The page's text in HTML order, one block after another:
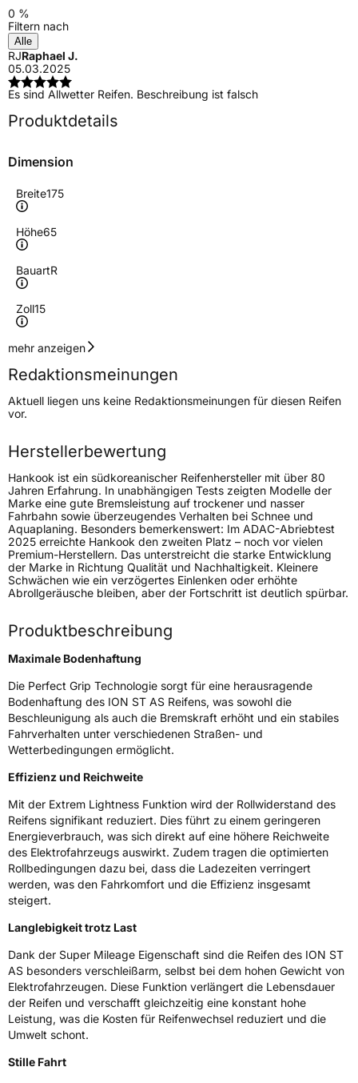
0 %
Filtern nach
Alle
RJRaphael J.
05.03.2025
Es sind Allwetter Reifen. Beschreibung ist falsch
Produktdetails
Dimension
Breite175
Höhe65
BauartR
Zoll15
Geschwindigkeitsindex
Höchstgeschwindigkeit
240 km/h
Lastindex88
Höchstlast560 kg
Gewicht (in kg)
7,364 kg
Generelle Merkmale
FahrzeugtypPKW
VerwendungSommerreifen
ModellnameION ST AS IH61
Weitere Eigenschaften
SchlauchtypTL
ZustandNeureifen
EU Label
EffizienzB
Nasshaftung
Rollgeräusch (dB) 66
FahrzeugklasseC1
mehr anzeigen
Redaktionsmeinungen
Aktuell liegen uns keine Redaktionsmeinungen für diesen Reifen
vor.
Herstellerbewertung
Hankook ist ein südkoreanischer Reifenhersteller mit über 80
Jahren Erfahrung. In unabhängigen Tests zeigten Modelle der
Marke eine gute Bremsleistung auf trockener und nasser
Fahrbahn sowie überzeugendes Verhalten bei Schnee und
Aquaplaning. Besonders bemerkenswert: Im ADAC-Abriebtest
2025 erreichte Hankook den zweiten Platz – noch vor vielen
Premium-Herstellern. Das unterstreicht die starke Entwicklung
der Marke in Richtung Qualität und Nachhaltigkeit. Kleinere
Schwächen wie ein verzögertes Einlenken oder erhöhte
Abrollgeräusche bleiben, aber der Fortschritt ist deutlich spürbar.
Produktbeschreibung
Maximale Bodenhaftung
Die Perfect Grip Technologie sorgt für eine herausragende
Bodenhaftung des ION ST AS Reifens, was sowohl die
Beschleunigung als auch die Bremskraft erhöht und ein stabiles
Fahrverhalten unter verschiedenen Straßen- und
Wetterbedingungen ermöglicht.
Effizienz und Reichweite
Mit der Extrem Lightness Funktion wird der Rollwiderstand des
Reifens signifikant reduziert. Dies führt zu einem geringeren
Energieverbrauch, was sich direkt auf eine höhere Reichweite
des Elektrofahrzeugs auswirkt. Zudem tragen die optimierten
Rollbedingungen dazu bei, dass die Ladezeiten verringert
werden, was den Fahrkomfort und die Effizienz insgesamt
steigert.
Langlebigkeit trotz Last
Dank der Super Mileage Eigenschaft sind die Reifen des ION ST
AS besonders verschleißarm, selbst bei dem hohen Gewicht von
Elektrofahrzeugen. Diese Funktion verlängert die Lebensdauer
der Reifen und verschafft gleichzeitig eine konstant hohe
Leistung, was die Kosten für Reifenwechsel reduziert und die
Umwelt schont.
Stille Fahrt